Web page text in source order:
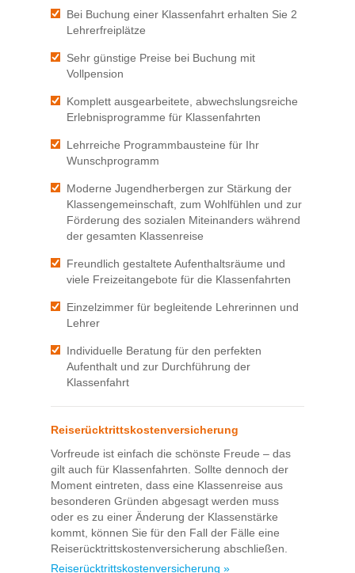
Bei Buchung einer Klassenfahrt erhalten Sie 2
Lehrerfreiplätze
Sehr günstige Preise bei Buchung mit
Vollpension
Komplett ausgearbeitete, abwechslungsreiche
Erlebnisprogramme für Klassenfahrten
Lehrreiche Programmbausteine für Ihr
Wunschprogramm
Moderne Jugendherbergen zur Stärkung der
Klassengemeinschaft, zum Wohlfühlen und zur
Förderung des sozialen Miteinanders während
der gesamten Klassenreise
Freundlich gestaltete Aufenthaltsräume und
viele Freizeitangebote für die Klassenfahrten
Einzelzimmer für begleitende Lehrerinnen und
Lehrer
Individuelle Beratung für den perfekten
Aufenthalt und zur Durchführung der
Klassenfahrt
Reiserücktrittskostenversicherung
Vorfreude ist einfach die schönste Freude – das
gilt auch für Klassenfahrten. Sollte dennoch der
Moment eintreten, dass eine Klassenreise aus
besonderen Gründen abgesagt werden muss
oder es zu einer Änderung der Klassenstärke
kommt, können Sie für den Fall der Fälle eine
Reiserücktrittskostenversicherung abschließen.
Reiserücktrittskostenversicherung »